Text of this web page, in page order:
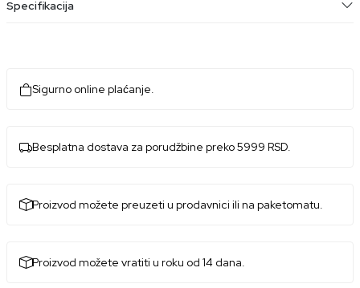
Specifikacija
Sigurno online plaćanje.
Besplatna dostava za porudžbine preko 5999 RSD.
Proizvod možete preuzeti u prodavnici ili na paketomatu.
Proizvod možete vratiti u roku od 14 dana.